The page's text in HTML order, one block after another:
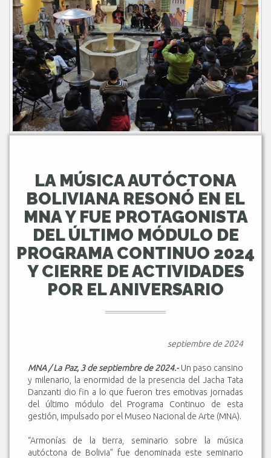
LA MÚSICA AUTÓCTONA
BOLIVIANA RESONÓ EN EL
MNA Y FUE PROTAGONISTA
DEL ÚLTIMO MÓDULO DE
PROGRAMA CONTINUO 2024
Y CIERRE DE ACTIVIDADES
POR EL ANIVERSARIO
septiembre de 2024
MNA / La Paz, 3 de septiembre de 2024.-Un paso cansino
y milenario, la enormidad de la presencia del Jacha Tata
Danzanti dio fin a lo que fueron tres emotivas jornadas
del último módulo del Programa Continuo de esta
gestión, impulsado por el Museo Nacional de Arte (MNA).
“Armonías de la tierra, seminario sobre la música
autóctona de Bolivia” fue denominada este seminario